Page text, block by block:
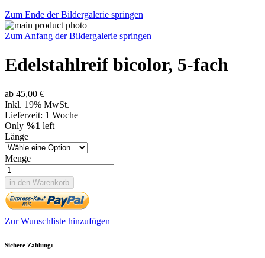
Zum Ende der Bildergalerie springen
Zum Anfang der Bildergalerie springen
Edelstahlreif bicolor, 5-fach
ab 45,00 €
Inkl. 19% MwSt.
Lieferzeit: 1 Woche
Only %1 left
Länge
Menge
in den Warenkorb
Zur Wunschliste hinzufügen
Sichere Zahlung: